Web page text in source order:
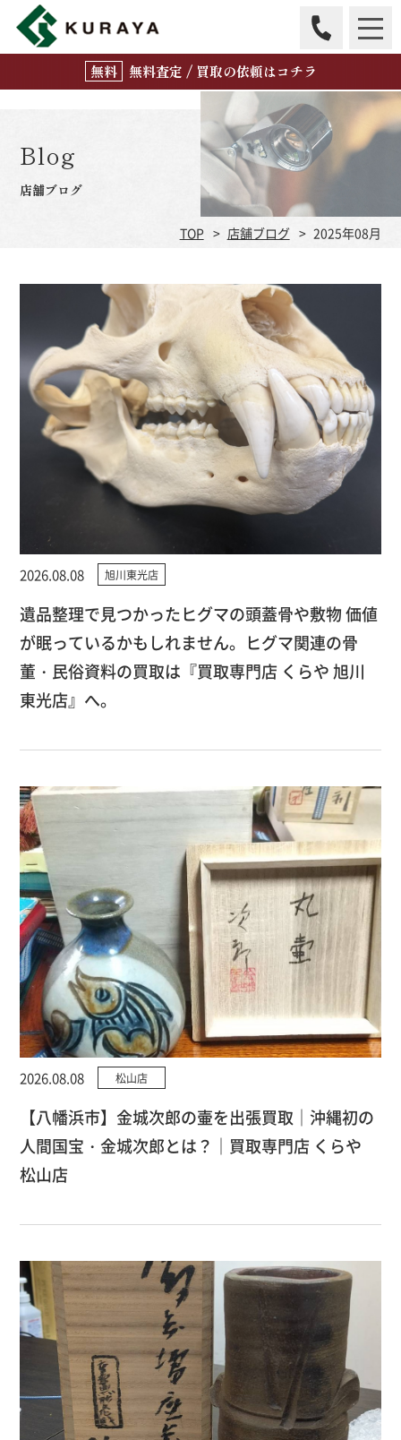
無料査定 / 買取の依頼はコチラ
Blog
店舗ブログ
TOP 店舗ブログ 2025年08月
2026.08.08 旭川東光店
遺品整理で見つかったヒグマの頭蓋骨や敷物 価値
が眠っているかもしれません。ヒグマ関連の骨
董・民俗資料の買取は『買取専門店 くらや 旭川
東光店』へ。
2026.08.08 松山店
【八幡浜市】金城次郎の壷を出張買取｜沖縄初の
人間国宝・金城次郎とは？｜買取専門店 くらや
松山店